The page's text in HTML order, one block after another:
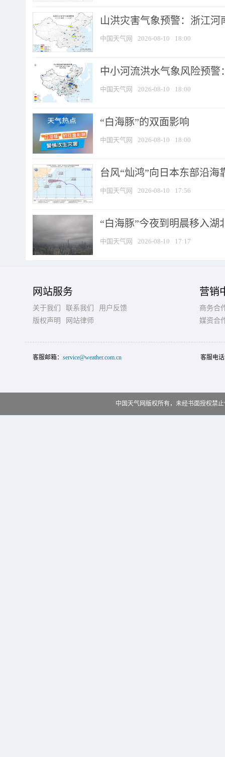
山洪灾害气象预警：浙江
中国天气网 2026-08-10 18:00
中小河流洪水气象风险预
中国天气网 2026-08-10 18:00
​“白海豚”的双面影响
中国天气网 2026-08-10 18:00
台风“灿鸿”向日本东部沿海
中国天气网 2026-08-10 17:56
“白海豚”今夜到明晨移入湖
中国天气网 2026-08-10 17:17
网站服务
关于我们 联系我们
用户反馈
版权声明
网站律师
营销
商务合
媒资合
客服邮箱： service@weather.com.cn 客服电
中国天气网版权所有，未经书面授权